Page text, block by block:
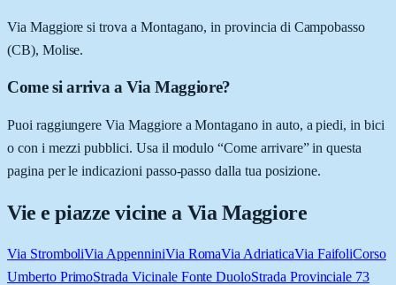
Via Maggiore si trova a Montagano, in provincia di Campobasso
(CB), Molise.
Come si arriva a Via Maggiore?
Puoi raggiungere Via Maggiore a Montagano in auto, a piedi, in bici
o con i mezzi pubblici. Usa il modulo “Come arrivare” in questa
pagina per le indicazioni passo-passo dalla tua posizione.
Vie e piazze vicine a Via Maggiore
Via StromboliVia AppenniniVia RomaVia AdriaticaVia FaifoliCorso
Umberto PrimoStrada Vicinale Fonte DuoloStrada Provinciale 73